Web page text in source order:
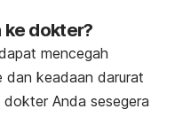
ke dokter?
mencegah
dan keadaan darurat
Anda sesegera